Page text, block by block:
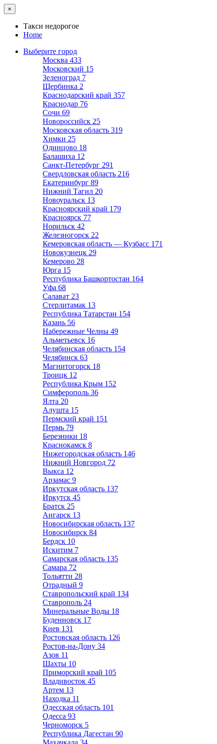
×
Такси недорогое
Home
Выберите город
Москва 433
Московский 15
Зеленоград 7
Щербинка 2
Краснодарский край 357
Краснодар 76
Сочи 69
Новороссийск 25
Московская область 319
Химки 25
Одинцово 18
Балашиха 12
Санкт-Петербург 291
Свердловская область 216
Екатеринбург 89
Нижний Тагил 20
Новоуральск 13
Красноярский край 179
Красноярск 77
Норильск 42
Железногорск 22
Кемеровская область — Кузбасс 171
Новокузнецк 29
Кемерово 28
Юрга 15
Республика Башкортостан 164
Уфа 68
Салават 23
Стерлитамак 13
Республика Татарстан 154
Казань 56
Набережные Челны 49
Альметьевск 16
Челябинская область 154
Челябинск 63
Магнитогорск 18
Троицк 12
Республика Крым 152
Симферополь 36
Ялта 20
Алушта 15
Пермский край 151
Пермь 79
Березники 18
Краснокамск 8
Нижегородская область 146
Нижний Новгород 72
Выкса 12
Арзамас 9
Иркутская область 137
Иркутск 45
Братск 25
Ангарск 13
Новосибирская область 137
Новосибирск 84
Бердск 10
Искитим 7
Самарская область 135
Самара 72
Тольятти 28
Отрадный 9
Ставропольский край 134
Ставрополь 24
Минеральные Воды 18
Буденновск 17
Киев 131
Ростовская область 126
Ростов-на-Дону 34
Азов 11
Шахты 10
Приморский край 105
Владивосток 45
Артем 13
Находка 11
Одесская область 101
Одесса 93
Черноморск 5
Республика Дагестан 90
Махачкала 34